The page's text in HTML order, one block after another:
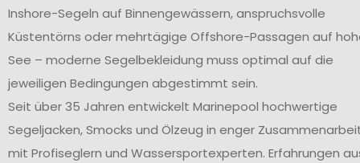
Inshore-Segeln auf Binnengewässern, anspruchsvolle
Küstentörns oder mehrtägige Offshore-Passagen auf
See – moderne Segelbekleidung muss optimal auf die
jeweiligen Bedingungen abgestimmt sein.
Seit über 35 Jahren entwickelt Marinepool hochwertige
Segeljacken, Smocks und Ölzeug in enger
mit Profiseglern und Wassersportexperten. Erfahrungen